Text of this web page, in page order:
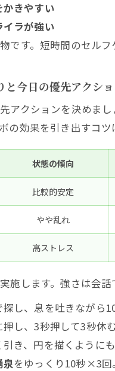
迷ったらこの
不安が強
吐き気や
自律神経に関
不安な気
自律神経
自律神経
自律神経
何秒押す
記録と振り
今日から
継続しや
きやすい
ラが強い
です。短時間のセル
と今日の優先アクシ
アクションを決めま
の効果を引き出すコ
状態の傾向
比較的安定
やや乱れ
高ストレス
施します。強さは会話
し、息を吐きながら
し、3秒押して3秒休
き、円を描くようにも
泉をゆっくり10秒×3回。